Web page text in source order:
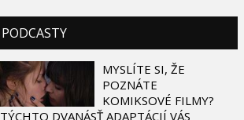
PODCASTY
MYSLÍTE SI, ŽE
POZNÁTE
KOMIKSOVÉ FILMY?
TÝCHTO DVANÁSŤ ADAPTÁCIÍ VÁS